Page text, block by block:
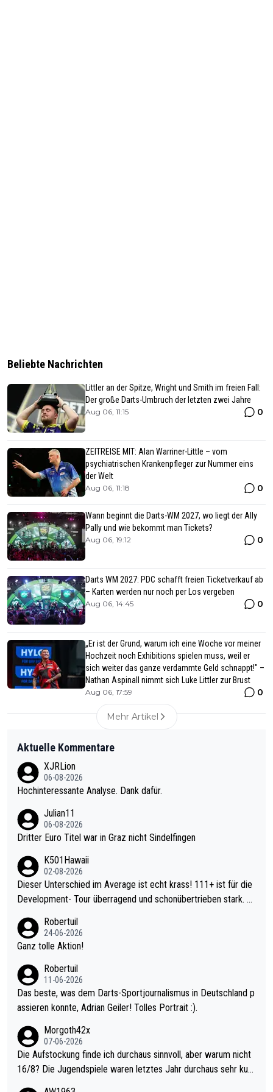
Beliebte Nachrichten
Littler an der Spitze, Wright und Smith im freien Fall:
Der große Darts-Umbruch der letzten zwei Jahre
Aug 06, 11:15 0
ZEITREISE MIT: Alan Warriner-Little – vom
psychiatrischen Krankenpfleger zur Nummer eins
der Welt
Aug 06, 11:18 0
Wann beginnt die Darts-WM 2027, wo liegt der Ally
Pally und wie bekommt man Tickets?
Aug 06, 19:12 0
Darts WM 2027: PDC schafft freien Ticketverkauf ab
– Karten werden nur noch per Los vergeben
Aug 06, 14:45 0
„Er ist der Grund, warum ich eine Woche vor meiner
Hochzeit noch Exhibitions spielen muss, weil er
sich weiter das ganze verdammte Geld schnappt!" –
Nathan Aspinall nimmt sich Luke Littler zur Brust
Aug 06, 17:59 0
Mehr Artikel
Aktuelle Kommentare
XJRLion
06-08-2026
Hochinteressante Analyse. Dank dafür.
Julian11
06-08-2026
Dritter Euro Titel war in Graz nicht Sindelfingen
K501Hawaii
02-08-2026
Dieser Unterschied im Average ist echt krass! 111+ ist für die
Development- Tour überragend und schonübertrieben stark. U
mal 40+ erst recht. Da gewinnst keinen Blumentopf - ist ja noc
h krasser wie ein Pokalspiel eines Kreisligisten vs einem Bund
Robertuil
24-06-2026
Ganz tolle Aktion!
Robertuil
11-06-2026
Das beste, was dem Darts-Sportjournalismus in Deutschland p
assieren konnte, Adrian Geiler! Tolles Portrait :).
Morgoth42x
07-06-2026
Die Aufstockung finde ich durchaus sinnvoll, aber warum nicht
16/8? Die Jugendspiele waren letztes Jahr durchaus sehr kurz